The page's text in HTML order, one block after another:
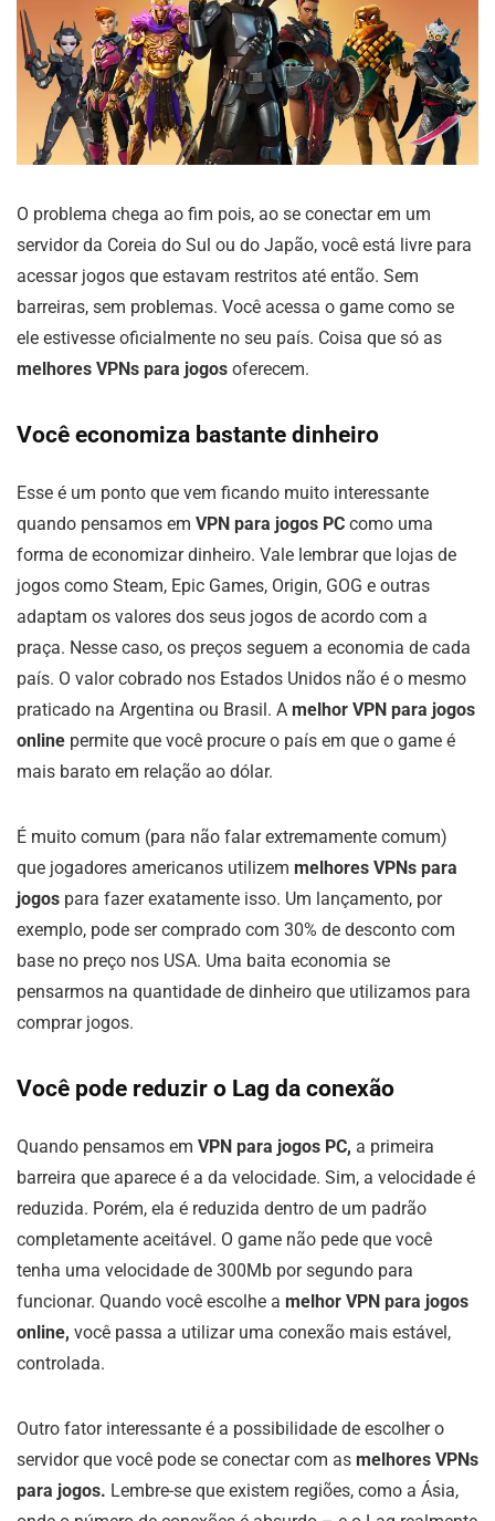
O problema chega ao fim pois, ao se conectar em um
servidor da Coreia do Sul ou do Japão, você está livre para
acessar jogos que estavam restritos até então. Sem
barreiras, sem problemas. Você acessa o game como se
ele estivesse oficialmente no seu país. Coisa que só as
melhores VPNs para jogos oferecem.
Você economiza bastante dinheiro
Esse é um ponto que vem ficando muito interessante
quando pensamos em VPN para jogos PC como uma
forma de economizar dinheiro. Vale lembrar que lojas de
jogos como Steam, Epic Games, Origin, GOG e outras
adaptam os valores dos seus jogos de acordo com a
praça. Nesse caso, os preços seguem a economia de cada
país. O valor cobrado nos Estados Unidos não é o mesmo
praticado na Argentina ou Brasil. A melhor VPN para jogos
online permite que você procure o país em que o game é
mais barato em relação ao dólar.
É muito comum (para não falar extremamente comum)
que jogadores americanos utilizem melhores VPNs para
jogos para fazer exatamente isso. Um lançamento, por
exemplo, pode ser comprado com 30% de desconto com
base no preço nos USA. Uma baita economia se
pensarmos na quantidade de dinheiro que utilizamos para
comprar jogos.
Você pode reduzir o Lag da conexão
Quando pensamos em VPN para jogos PC, a primeira
barreira que aparece é a da velocidade. Sim, a velocidade é
reduzida. Porém, ela é reduzida dentro de um padrão
completamente aceitável. O game não pede que você
tenha uma velocidade de 300Mb por segundo para
funcionar. Quando você escolhe a melhor VPN para jogos
online, você passa a utilizar uma conexão mais estável,
controlada.
Outro fator interessante é a possibilidade de escolher o
servidor que você pode se conectar com as melhores VPNs
para jogos. Lembre-se que existem regiões, como a Ásia,